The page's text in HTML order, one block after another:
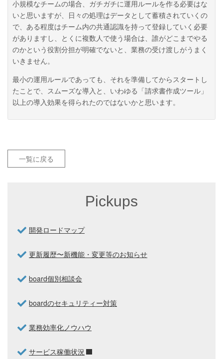
小規模なチームの場合、ガチガチに運用ルールを作る必要はな
いと思いますが、日々の処理はデータとして蓄積されていくの
で、ある程度はチーム内の共通認識を持って登録していく必要
がありますし、とくに複数人で使う場合は、誰がどこまでやる
のかという役割分担が明確でないと、業務の受け渡しがうまく
いきません。
最小の運用ルールであっても、それを準備してからスタートし
たことで、スムーズな導入と、いわゆる「請求書作成ツール」
以上の導入効果を得られたのではないかと思います。
一覧に戻る
Pickups
開発ロードマップ
更新履歴〜新機能・変更等のお知らせ
board個別相談会
boardのセキュリティー対策
業務効率化ノウハウ
サービス稼働状況